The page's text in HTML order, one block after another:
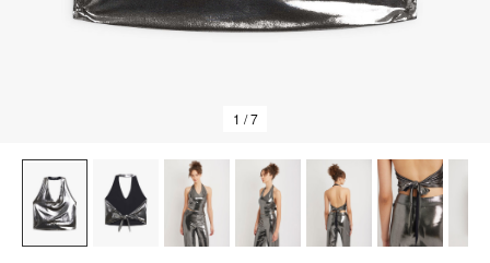
1 / 7